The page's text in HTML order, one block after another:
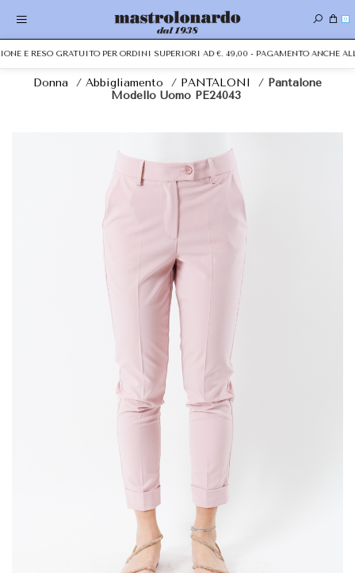
0
E RESO GRATUITO PER ORDINI SUPERIORI AD €. 49,00 - PAGAMENTO ANCHE
Donna / Abbigliamento / PANTALONI / Pantalone
Modello Uomo PE24043